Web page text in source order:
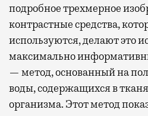
подробное трехмерное
контрастные средства,
используются, делают это
максимально
— метод, основанный на
воды, содержащихся в
организма. Этот метод